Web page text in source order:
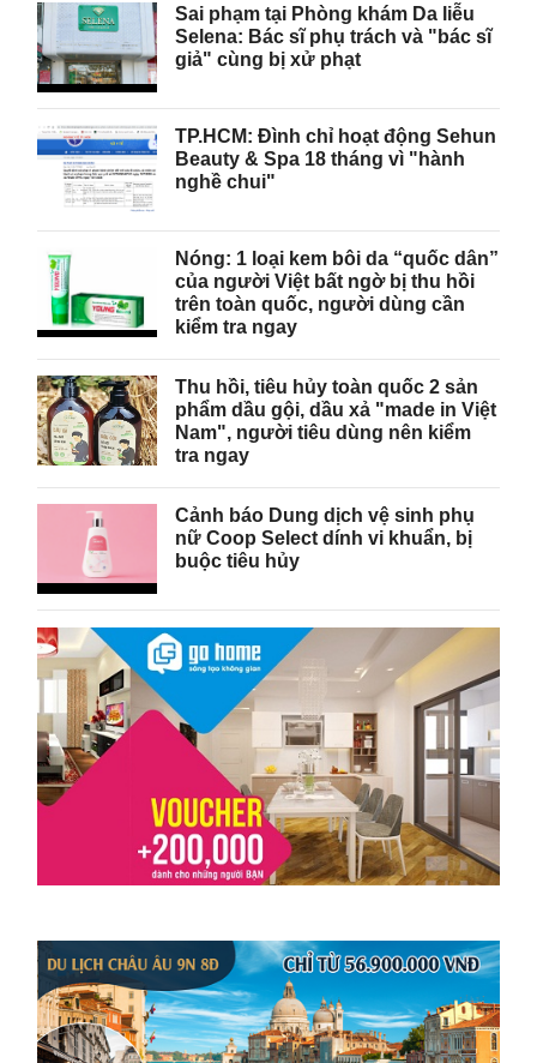
Sai phạm tại Phòng khám Da liễu
Selena: Bác sĩ phụ trách và "bác sĩ
giả" cùng bị xử phạt
TP.HCM: Đình chỉ hoạt động Sehun
Beauty & Spa 18 tháng vì "hành
nghề chui"
Nóng: 1 loại kem bôi da “quốc dân”
của người Việt bất ngờ bị thu hồi
trên toàn quốc, người dùng cần
kiểm tra ngay
Thu hồi, tiêu hủy toàn quốc 2 sản
phẩm dầu gội, dầu xả "made in Việt
Nam", người tiêu dùng nên kiểm
tra ngay
Cảnh báo Dung dịch vệ sinh phụ
nữ Coop Select dính vi khuẩn, bị
buộc tiêu hủy